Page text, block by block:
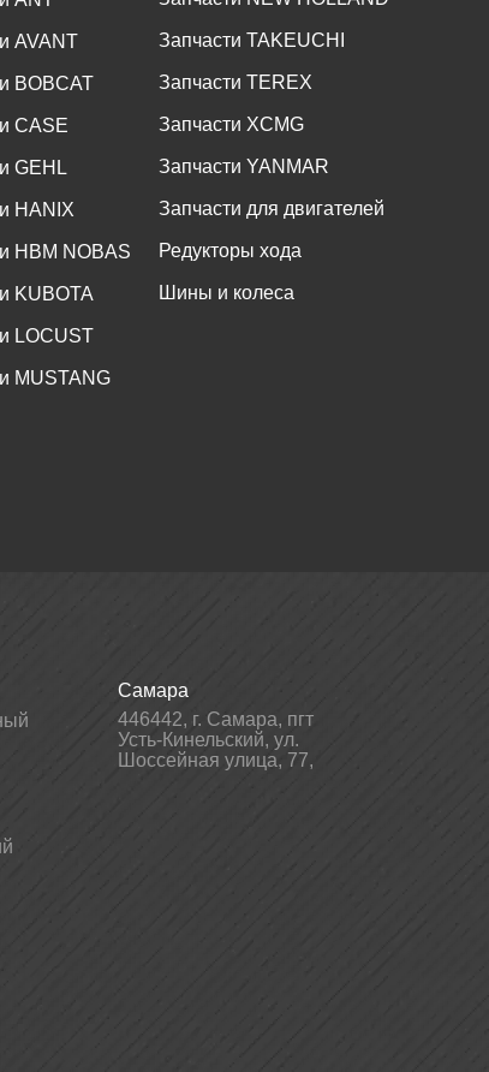
AVANT
BOBCAT
CASE
GEHL
HANIX
HBM NOBAS
KUBOTA
LOCUST
MUSTANG
Запчасти TAKEUCHI
Запчасти TEREX
Запчасти XCMG
Запчасти YANMAR
Запчасти для двигателей
Редукторы хода
Шины и колеса
Самара
446442, г. Самара, пгт
Усть-Кинельский, ул.
Шоссейная улица, 77,